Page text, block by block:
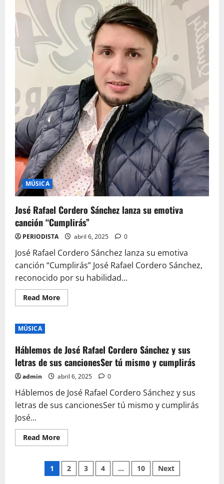
PALOLA
REGRESA
CON
UNA
VERSIÓN
MÁS
POTENTE,
NOSTÁLGICA
EMOTIVA
MÚSICA
José Rafael Cordero Sánchez lanza su emotiva
canción “Cumplirás”
PERIODISTA abril 6, 2025 0
José Rafael Cordero Sánchez lanza su emotiva
canción “Cumplirás” José Rafael Cordero Sánchez,
reconocido por su habilidad...
Read MoreRead
more
lanza
su
emotiva
canción
“Cumplirás”
MÚSICA
Háblemos de José Rafael Cordero Sánchez y sus
letras de sus cancionesSer tú mismo y cumplirás
admin abril 6, 2025 0
Háblemos de José Rafael Cordero Sánchez y sus
letras de sus cancionesSer tú mismo y cumplirás
José...
Read MoreRead
more
de
José
Rafael
Paginación
1 2 3 4 … 10 Next